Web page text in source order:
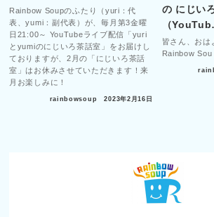
Rainbow Soupのふたり（yuri：代
表、yumi：副代表）が、毎月第3金曜
日21:00～ YouTubeライブ配信「yuri
とyumiのにじいろ茶話室」をお届けし
ておりますが、2月の「にじいろ茶話
室」はお休みさせていただきます！来
月お楽しみに！
rainbowsoup 2023年2月16日
の にじい
（
皆さん、おは
Rainbow